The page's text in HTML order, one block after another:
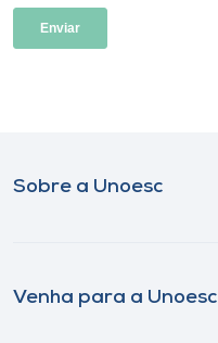
Sobre a Unoesc
Venha para a Unoesc